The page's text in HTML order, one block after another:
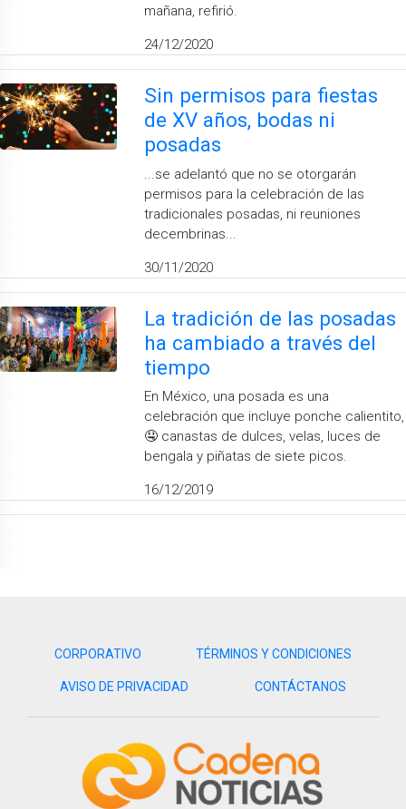
mañana, refirió.
24/12/2020
Sin permisos para fiestas
de XV años, bodas ni
posadas
...se adelantó que no se otorgarán
permisos para la celebración de las
tradicionales posadas, ni reuniones
decembrinas...
30/11/2020
La tradición de las posadas
ha cambiado a través del
tiempo
En México, una posada es una
celebración que incluye ponche calientito,
🤤 canastas de dulces, velas, luces de
bengala y piñatas de siete picos.
16/12/2019
CORPORATIVO TÉRMINOS Y CONDICIONES
AVISO DE PRIVACIDAD CONTÁCTANOS